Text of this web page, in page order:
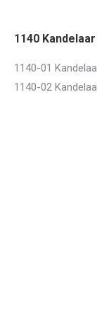
1140
1140-01
1140-02